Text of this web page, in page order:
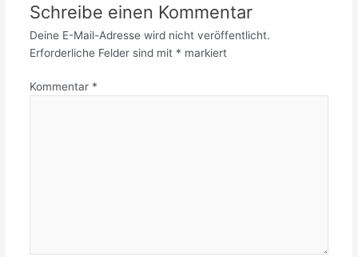
Schreibe einen Kommentar
Deine E-Mail-Adresse wird nicht veröffentlicht.
Erforderliche Felder sind mit * markiert
Kommentar *